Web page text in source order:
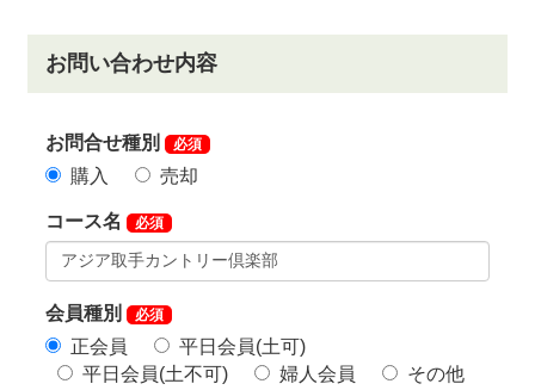
正会員
【通常料金】300,000円（税込）→【減額料金】
平日会員
【通常料金】150,000円（税込）→【減額料金】66,000
円（税込）
同倶楽部では、年会費の取扱を下記のとおり変更しま
した。既に実施。（令和7年6月12日）
記
【変更前】年会費：継承可 → 【変更後】年会費：